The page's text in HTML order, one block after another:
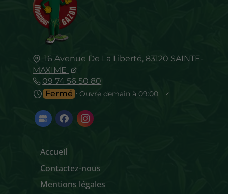
16 Avenue De La Liberté, 83120 SAINTE-
MAXIME
09 74 56 50 80
Fermé ⋅ Ouvre demain à 09:00
Accueil
Contactez-nous
Mentions légales